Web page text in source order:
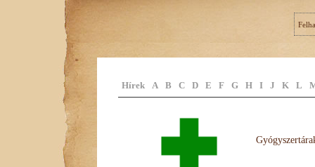
Hírek A B C D E F G H I J K L